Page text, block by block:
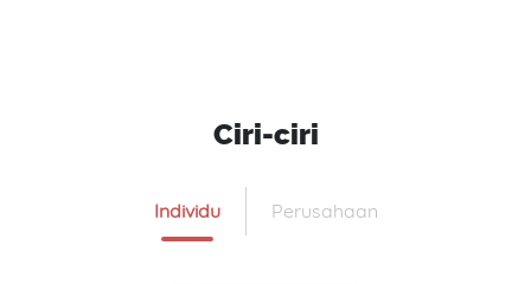
Ciri-ciri
Individu Perusahaan